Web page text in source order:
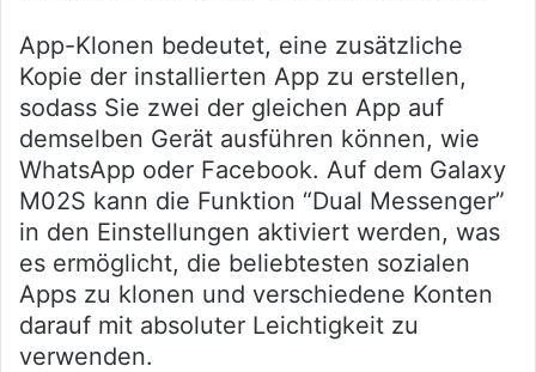
App-Klonen bedeutet, eine zusätzliche
Kopie der installierten App zu erstellen,
sodass Sie zwei der gleichen App auf
demselben Gerät ausführen können, wie
WhatsApp oder Facebook. Auf dem Galaxy
M02S kann die Funktion “Dual Messenger”
in den Einstellungen aktiviert werden, was
es ermöglicht, die beliebtesten sozialen
Apps zu klonen und verschiedene Konten
darauf mit absoluter Leichtigkeit zu
verwenden.